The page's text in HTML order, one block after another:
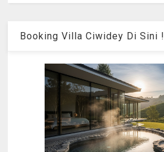
Booking Villa Ciwidey Di Sini !